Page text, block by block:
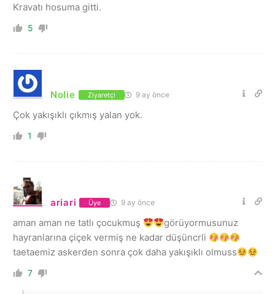
Kravatı hosuma gitti.
5
Nolie Ziyaretçi 9 ay önce
Çok yakışıklı çıkmış yalan yok.
1
ariari Üye 9 ay önce
aman aman ne tatlı çocukmuş
görüyormusunuz
hayranlarına çiçek vermiş ne kadar düşüncrli
taetaemiz askerden sonra çok daha yakışıklı olmuss
7